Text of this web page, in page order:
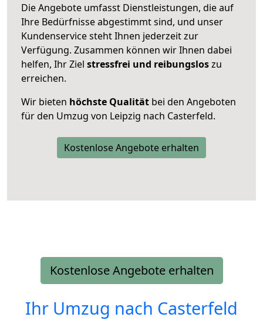
Die Angebote umfasst Dienstleistungen, die auf
Ihre Bedürfnisse abgestimmt sind, und unser
Kundenservice steht Ihnen jederzeit zur
Verfügung. Zusammen können wir Ihnen dabei
helfen, Ihr Ziel stressfrei und reibungsloszu
erreichen.
Wir bieten höchste Qualität bei den Angeboten
für den Umzug von Leipzig nach Casterfeld.
Kostenlose Angebote erhalten
Kostenlose Angebote erhalten
Ihr Umzug nach Casterfeld